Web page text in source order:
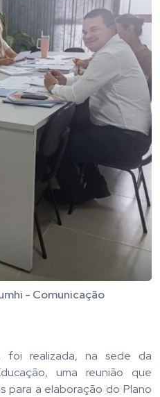
- Comunicação
foi realizada, na sede da
uma reunião que
para a elaboração do Plano